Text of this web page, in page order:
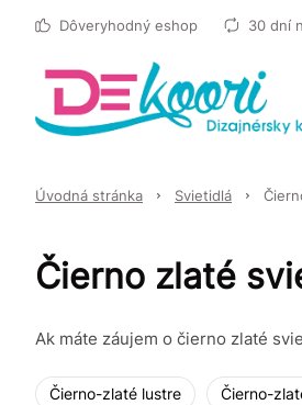
Dôveryhodný eshop 30 dní
Úvodná stránka Svietidlá
Čierno zlaté
Ak máte záujem o čierno zlaté
Čierno-zlaté lustre Čierno-